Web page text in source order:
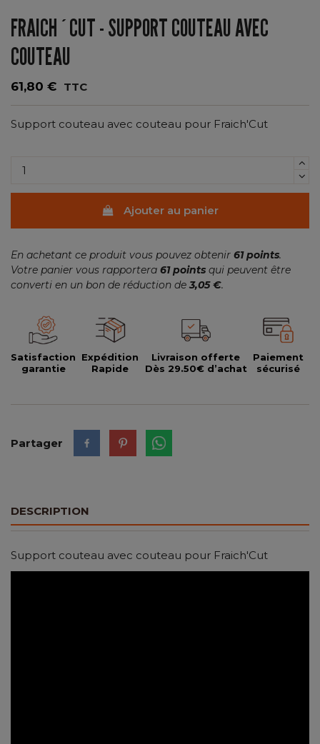
FRAICH´CUT - SUPPORT COUTEAU AVEC
COUTEAU
61,80 € TTC
Support couteau avec couteau pour Fraich'Cut
Ajouter au panier
En achetant ce produit vous pouvez obtenir 61 points.
Votre panier vous rapportera 61points qui peuvent être
converti en un bon de réduction de 3,05 €.
Satisfaction
garantie
Expédition
Rapide
Livraison offerte
Dès 29.50€ d’achat
Paiement
sécurisé
Partager
DESCRIPTION
Support couteau avec couteau pour Fraich'Cut